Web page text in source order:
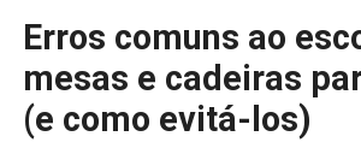
Erros comuns ao
mesas e cadeiras
(e como evitá-los)